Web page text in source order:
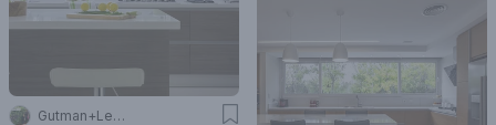
Gutman+Lehrer Arquitectas